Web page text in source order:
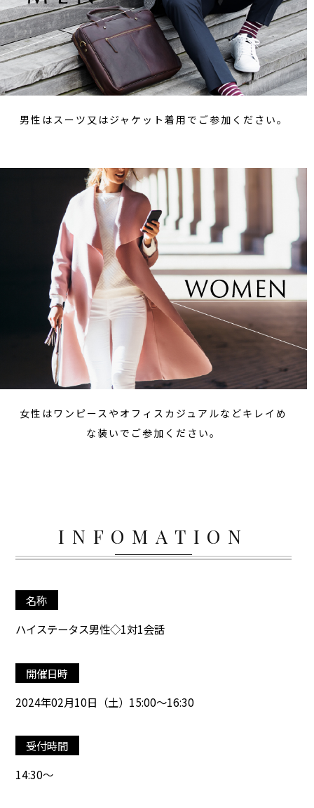
男性はスーツ又はジャケット着用でご参加ください。
女性はワンピースやオフィスカジュアルなどキレイめ
な装いでご参加ください。
INFOMATION
名称
ハイステータス男性◇1対1会話
開催日時
2024年02月10日（土）15:00～16:30
受付時間
14:30～